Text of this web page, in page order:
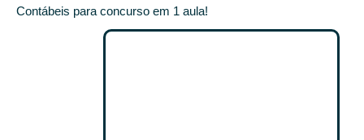
Contábeis para concurso em 1 aula!